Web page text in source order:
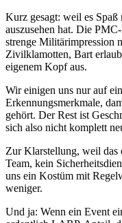
Kurz gesagt: weil es
auszusehen hat. Die
strenge Militärimpression
Zivilklamotten, Bart
eigenem Kopf aus.
Wir einigen uns nur auf
Erkennungsmerkmale,
gehört. Der Rest ist
sich also nicht komplett
Zur Klarstellung, weil
Team, kein
uns ein Kostüm mit
weniger.
Und ja: Wenn ein Event